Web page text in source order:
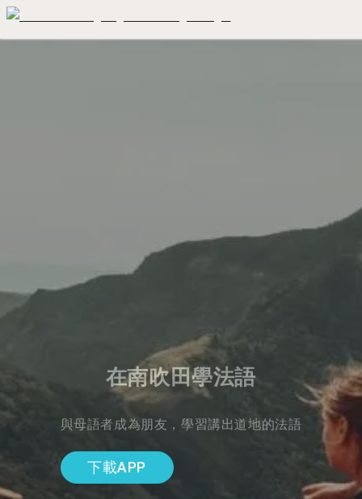
在南吹田學法語
與母語者成為朋友，學習講出道地的法語
下載APP